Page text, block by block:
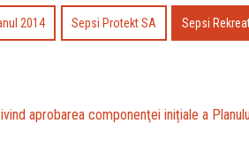
2014 Sepsi Protekt SA Sepsi
aprobarea componenţei inițiale a